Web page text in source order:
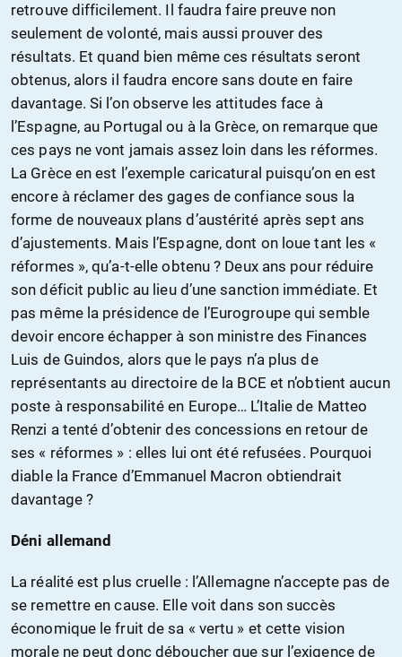
retrouve difficilement. Il faudra faire preuve non
seulement de volonté, mais aussi prouver des
résultats. Et quand bien même ces résultats seront
obtenus, alors il faudra encore sans doute en faire
davantage. Si l’on observe les attitudes face à
l’Espagne, au Portugal ou à la Grèce, on remarque que
ces pays ne vont jamais assez loin dans les réformes.
La Grèce en est l’exemple caricatural puisqu’on en est
encore à réclamer des gages de confiance sous la
forme de nouveaux plans d’austérité après sept ans
d’ajustements. Mais l’Espagne, dont on loue tant les «
réformes », qu’a-t-elle obtenu ? Deux ans pour réduire
son déficit public au lieu d’une sanction immédiate. Et
pas même la présidence de l’Eurogroupe qui semble
devoir encore échapper à son ministre des Finances
Luis de Guindos, alors que le pays n’a plus de
représentants au directoire de la BCE et n’obtient aucun
poste à responsabilité en Europe… L’Italie de Matteo
Renzi a tenté d’obtenir des concessions en retour de
ses « réformes » : elles lui ont été refusées. Pourquoi
diable la France d’Emmanuel Macron obtiendrait
davantage ?
Déni allemand
La réalité est plus cruelle : l’Allemagne n’accepte pas de
se remettre en cause. Elle voit dans son succès
économique le fruit de sa « vertu » et cette vision
morale ne peut donc déboucher que sur l’exigence de